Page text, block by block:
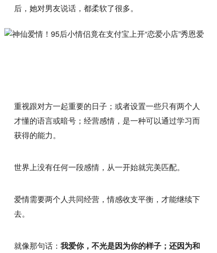
后，她对男友说话，都柔软了很多。
重视跟对方一起重要的日子；或者设置一些只有两个人
才懂的语言或暗号；经营感情，是一种可以通过学习而
获得的能力。
世界上没有任何一段感情，从一开始就完美匹配。
爱情需要两个人共同经营，情感收支平衡，才能继续下
去。
就像那句话： 我爱你，不光是因为你的样子；还因为和